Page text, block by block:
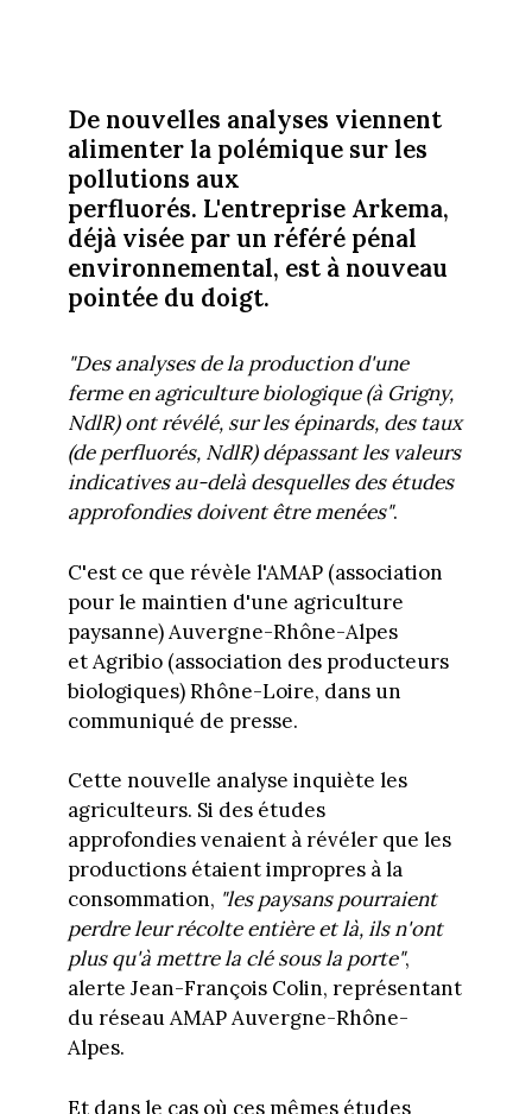
De nouvelles analyses viennent
alimenter la polémique sur les
pollutions aux
perfluorés. L'entreprise Arkema,
déjà visée par un référé pénal
environnemental, est à nouveau
pointée du doigt.
"Des analyses de la production d'une
ferme en agriculture biologique (à Grigny,
NdlR) ont révélé, sur les épinards, des taux
(de perfluorés, NdlR) dépassant les valeurs
indicatives au-delà desquelles des études
approfondies doivent être menées".
C'est ce que révèle l'AMAP (association
pour le maintien d'une agriculture
paysanne) Auvergne-Rhône-Alpes
et Agribio (association des producteurs
biologiques) Rhône-Loire, dans un
communiqué de presse.
Cette nouvelle analyse inquiète les
agriculteurs. Si des études
approfondies venaient à révéler que les
productions étaient impropres à la
consommation, "les paysans pourraient
perdre leur récolte entière et là, ils n'ont
plus qu'à mettre la clé sous la porte",
alerte Jean-François Colin, représentant
du réseau AMAP Auvergne-Rhône-
Alpes.
Et dans le cas où ces mêmes études